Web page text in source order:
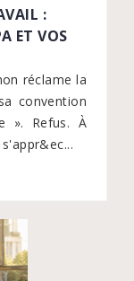
:
ET VOS
réclame la
convention
». Refus. À